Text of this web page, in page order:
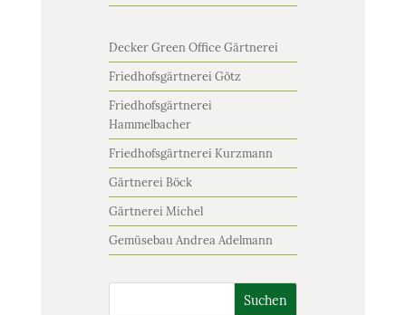
Decker Green Office Gärtnerei
Friedhofsgärtnerei Götz
Friedhofsgärtnerei
Hammelbacher
Friedhofsgärtnerei Kurzmann
Gärtnerei Böck
Gärtnerei Michel
Gemüsebau Andrea Adelmann
Suchen